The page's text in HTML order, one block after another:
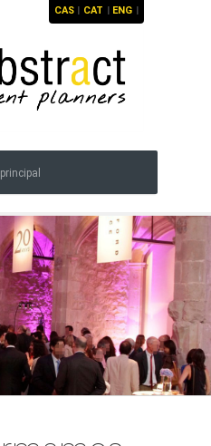
CAS | CAT | ENG |